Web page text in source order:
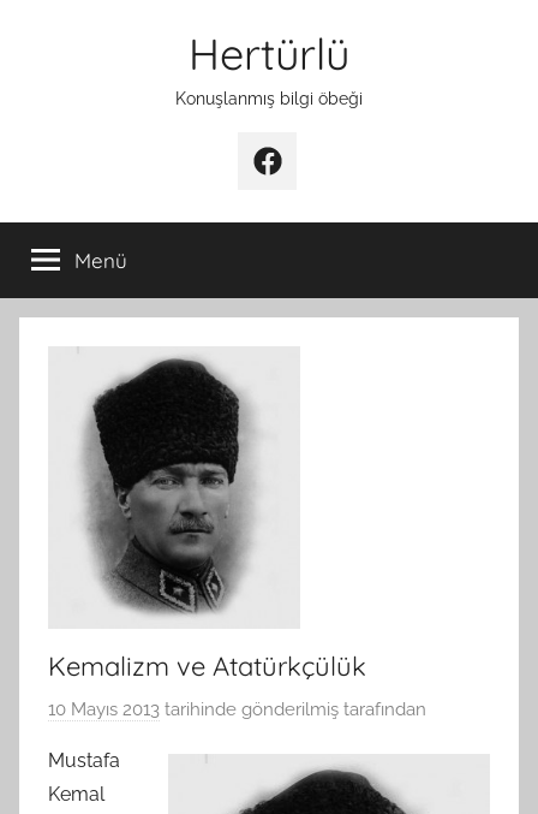
Hertürlü
Konuşlanmış bilgi öbeği
Facebook
Menü
Kemalizm ve Atatürkçülük
10 Mayıs 2013 tarihinde gönderilmiş tarafından
Mustafa
Kemal